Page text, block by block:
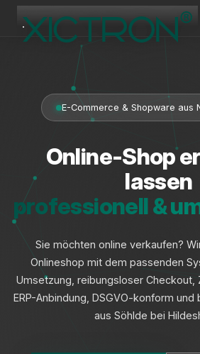
E-Commerce & Shopware aus
Online-Shop
lassen
professionell &
Sie möchten online verkaufen?
Onlineshop mit dem passenden
Umsetzung, reibungsloser Checkout,
ERP-Anbindung, DSGVO-konform und
aus Söhlde bei
XICTRON